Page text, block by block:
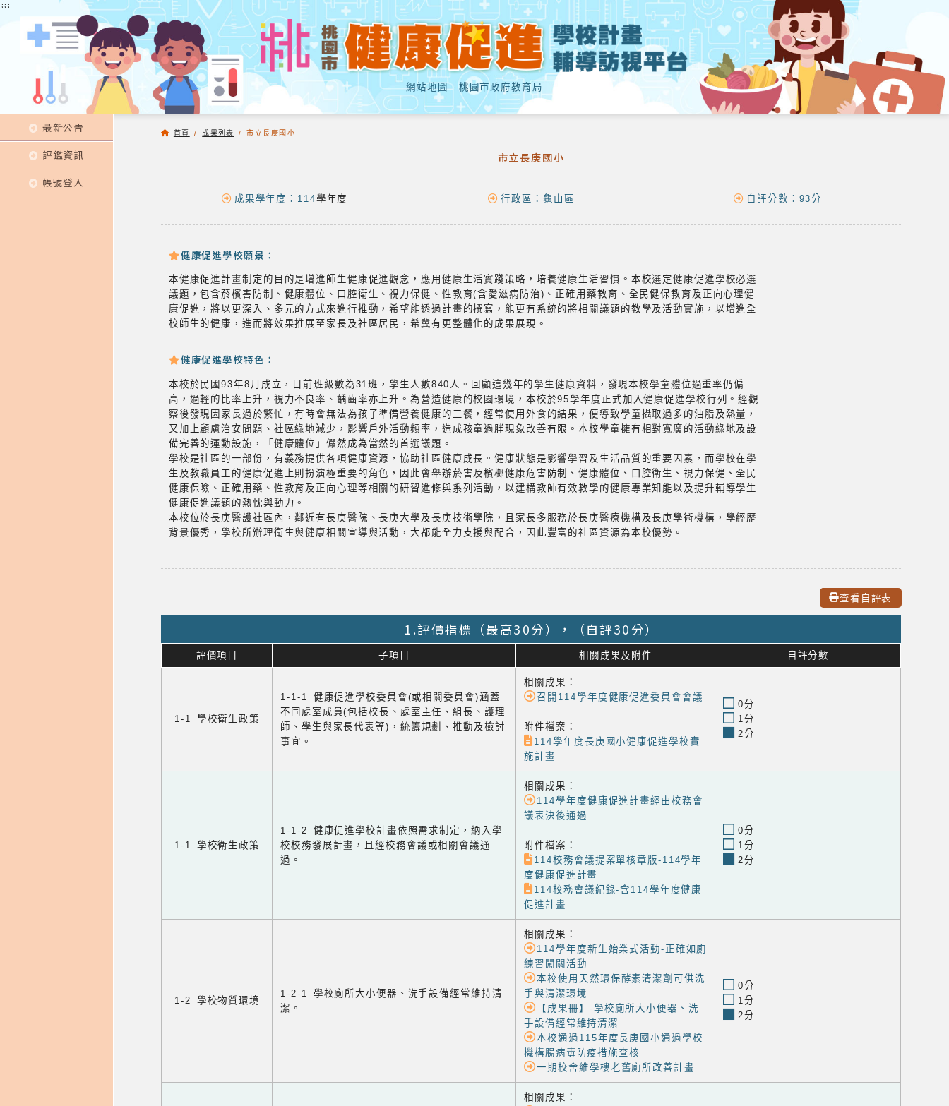
:::
網站地圖｜ 桃園市政府教育局
:::
最新公告
評鑑資訊
帳號登入
首頁 /成果列表 / 市立長庚國小
市立長庚國小
成果學年度：114學年度 行政區： 龜山區 自評分數： 93分
健康促進學校願景：
本健康促進計畫制定的目的是增進師生健康促進觀念，應用健康生活實踐策略，培養健康生活習慣。本校選定健康促進學校必選
議題，包含菸檳害防制、健康體位、口腔衛生、視力保健、性教育(含愛滋病防治)、正確用藥教育、全民健保教育及正向心理健
康促進，將以更深入、多元的方式來進行推動，希望能透過計畫的撰寫，能更有系統的將相關議題的教學及活動實施，以增進全
校師生的健康，進而將效果推展至家長及社區居民，希冀有更整體化的成果展現。
健康促進學校特色：
本校於民國93年8月成立，目前班級數為31班，學生人數840人。回顧這幾年的學生健康資料，發現本校學童體位過重率仍偏
高，過輕的比率上升，視力不良率、齲齒率亦上升。為營造健康的校園環境，本校於95學年度正式加入健康促進學校行列。經觀
察後發現因家長過於繁忙，有時會無法為孩子準備營養健康的三餐，經常使用外食的結果，便導致學童攝取過多的油脂及熱量，
又加上顧慮治安問題、社區綠地減少，影響戶外活動頻率，造成孩童過胖現象改善有限。本校學童擁有相對寬廣的活動綠地及設
備完善的運動設施，「健康體位」儼然成為當然的首選議題。
學校是社區的一部份，有義務提供各項健康資源，協助社區健康成長。健康狀態是影響學習及生活品質的重要因素，而學校在學
生及教職員工的健康促進上則扮演極重要的角色，因此會舉辦菸害及檳榔健康危害防制、健康體位、口腔衛生、視力保健、全民
健康保險、正確用藥、性教育及正向心理等相關的研習進修與系列活動，以建構教師有效教學的健康專業知能以及提升輔導學生
健康促進議題的熱忱與動力。
本校位於長庚醫護社區內，鄰近有長庚醫院、長庚大學及長庚技術學院，且家長多服務於長庚醫療機構及長庚學術機構，學經歷
背景優秀，學校所辦理衛生與健康相關宣導與活動，大都能全力支援與配合，因此豐富的社區資源為本校優勢。
查看自評表
1.評價指標（最高30分），（自評30分）
評價項目 子項目 相關成果及附件 自評分數
1-1 學校衛生政策
1-1-1 健康促進學校委員會(或相關委員會)涵蓋
不同處室成員(包括校長、處室主任、組長、護理
師、學生與家長代表等)，統籌規劃、推動及檢討
事宜。
相關成果：
召開114學年度健康促進委員會會議
附件檔案：
114學年度長庚國小健康促進學校實
施計畫
0分
1分
2分
1-1 學校衛生政策
1-1-2 健康促進學校計畫依照需求制定，納入學
校校務發展計畫，且經校務會議或相關會議通
過。
相關成果：
114學年度健康促進計畫經由校務會
議表決後通過
附件檔案：
114校務會議提案單核章版-114學年
度健康促進計畫
114校務會議紀錄-含114學年度健康
促進計畫
0分
1分
2分
1-2 學校物質環境
1-2-1 學校廁所大小便器、洗手設備經常維持清
潔。
相關成果：
114學年度新生始業式活動-正確如廁
練習闖關活動
本校使用天然環保酵素清潔劑可供洗
手與清潔環境
【成果冊】-學校廁所大小便器、洗
手設備經常維持清潔
本校通過115年度長庚國小通過學校
機構腸病毒防疫措施查核
一期校舍維學樓老舊廁所改善計畫
0分
1分
2分
相關成果：
:::